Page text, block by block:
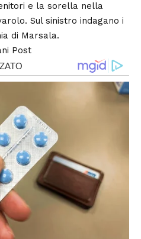
e la sorella nella
Sul sinistro indagano i
di Marsala.
Post